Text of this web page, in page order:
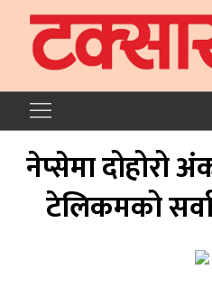
नेप्सेमा दोहोरो
टेलिकमको